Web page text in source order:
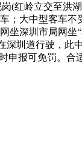
(红岭立交至
；大中型客车
深圳市局网
深圳道行驶，
报可免罚。